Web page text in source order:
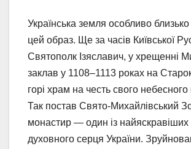
Українська земля особливо
цей образ. Ще за часів Київської
Святополк Ізяславич, у хрещенні
заклав у 1108–1113 роках на
горі храм на честь свого
Так постав Свято-Михайлівський
монастир — один із найяскравіших
духовного серця України.